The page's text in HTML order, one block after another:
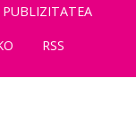
PUBLIZITATEA
RSS